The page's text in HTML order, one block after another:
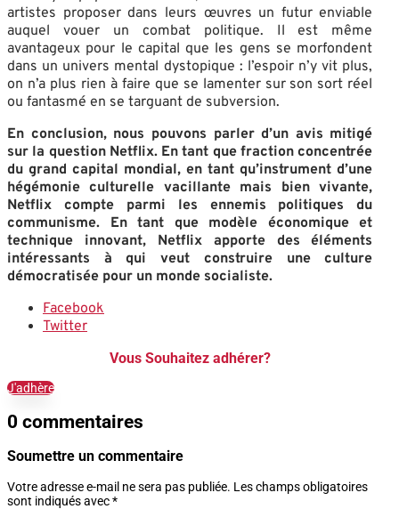
artistes proposer dans leurs œuvres un futur enviable
auquel vouer un combat politique. Il est même
avantageux pour le capital que les gens se morfondent
dans un univers mental dystopique : l’espoir n’y vit plus,
on n’a plus rien à faire que se lamenter sur son sort réel
ou fantasmé en se targuant de subversion.
En conclusion, nous pouvons parler d’un avis mitigé
sur la question Netflix. En tant que fraction concentrée
du grand capital mondial, en tant qu’instrument d’une
hégémonie culturelle vacillante mais bien vivante,
Netflix compte parmi les ennemis politiques du
communisme. En tant que modèle économique et
technique innovant, Netflix apporte des éléments
intéressants à qui veut construire une culture
démocratisée pour un monde socialiste.
Facebook
Twitter
Vous Souhaitez adhérer?
J'adhère
0 commentaires
Soumettre un commentaire
Votre adresse e-mail ne sera pas publiée. Les champs obligatoires
sont indiqués avec*